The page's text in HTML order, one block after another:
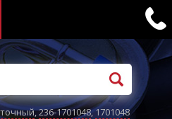
,236-1701048,1701048